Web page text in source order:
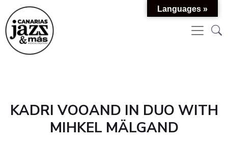
KADRI VOOAND IN DUO WITH
MIHKEL MÄLGAND
Languages »